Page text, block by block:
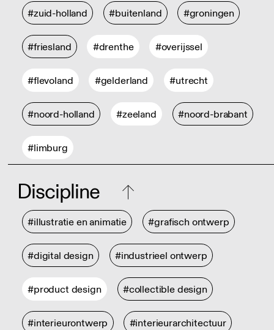
#zuid-holland #buitenland #groningen
#friesland #drenthe #overijssel
#flevoland #gelderland #utrecht
#noord-holland #zeeland #noord-brabant
#limburg
Discipline
#illustratie en animatie #grafisch ontwerp
#digital design #industrieel ontwerp
#product design #collectible design
#interieurontwerp #interieurarchitectuur